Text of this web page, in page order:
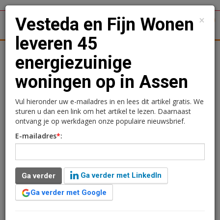
Woningmarkt Kantoren
Vesteda en Fijn Wonen
leveren 45 energiezuinige
woningen op in Assen
Fijn Wonen, het geïndustrialiseerde woonconcept van
Van Wijnen, heeft in opdracht van Vesteda 45
duurzame en uiterst energiezuinige woningen
×
Vesteda en Fijn Wonen
leveren 45
energiezuinige
woningen op in Assen
Vul hieronder uw e-mailadres in en lees dit artikel gratis. We
sturen u dan een link om het artikel te lezen. Daarnaast
ontvang je op werkdagen onze populaire nieuwsbrief.
E-mailadres*:
Ga verder
Ga verder met LinkedIn
Ga verder met Google